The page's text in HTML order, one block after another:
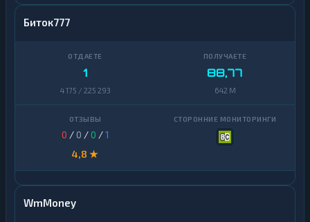
Биток777
1
4 175 / 225 293
88,77
642 M
0 / 0 /0 /1
4,8 ★
WmMoney